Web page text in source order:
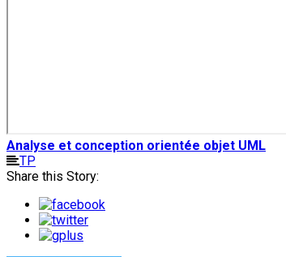
Analyse et conception orientée objet UML
TP
Share this Story: